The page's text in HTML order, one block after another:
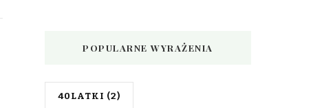
POPULARNE WYRAŻENIA
40LATKI (2)